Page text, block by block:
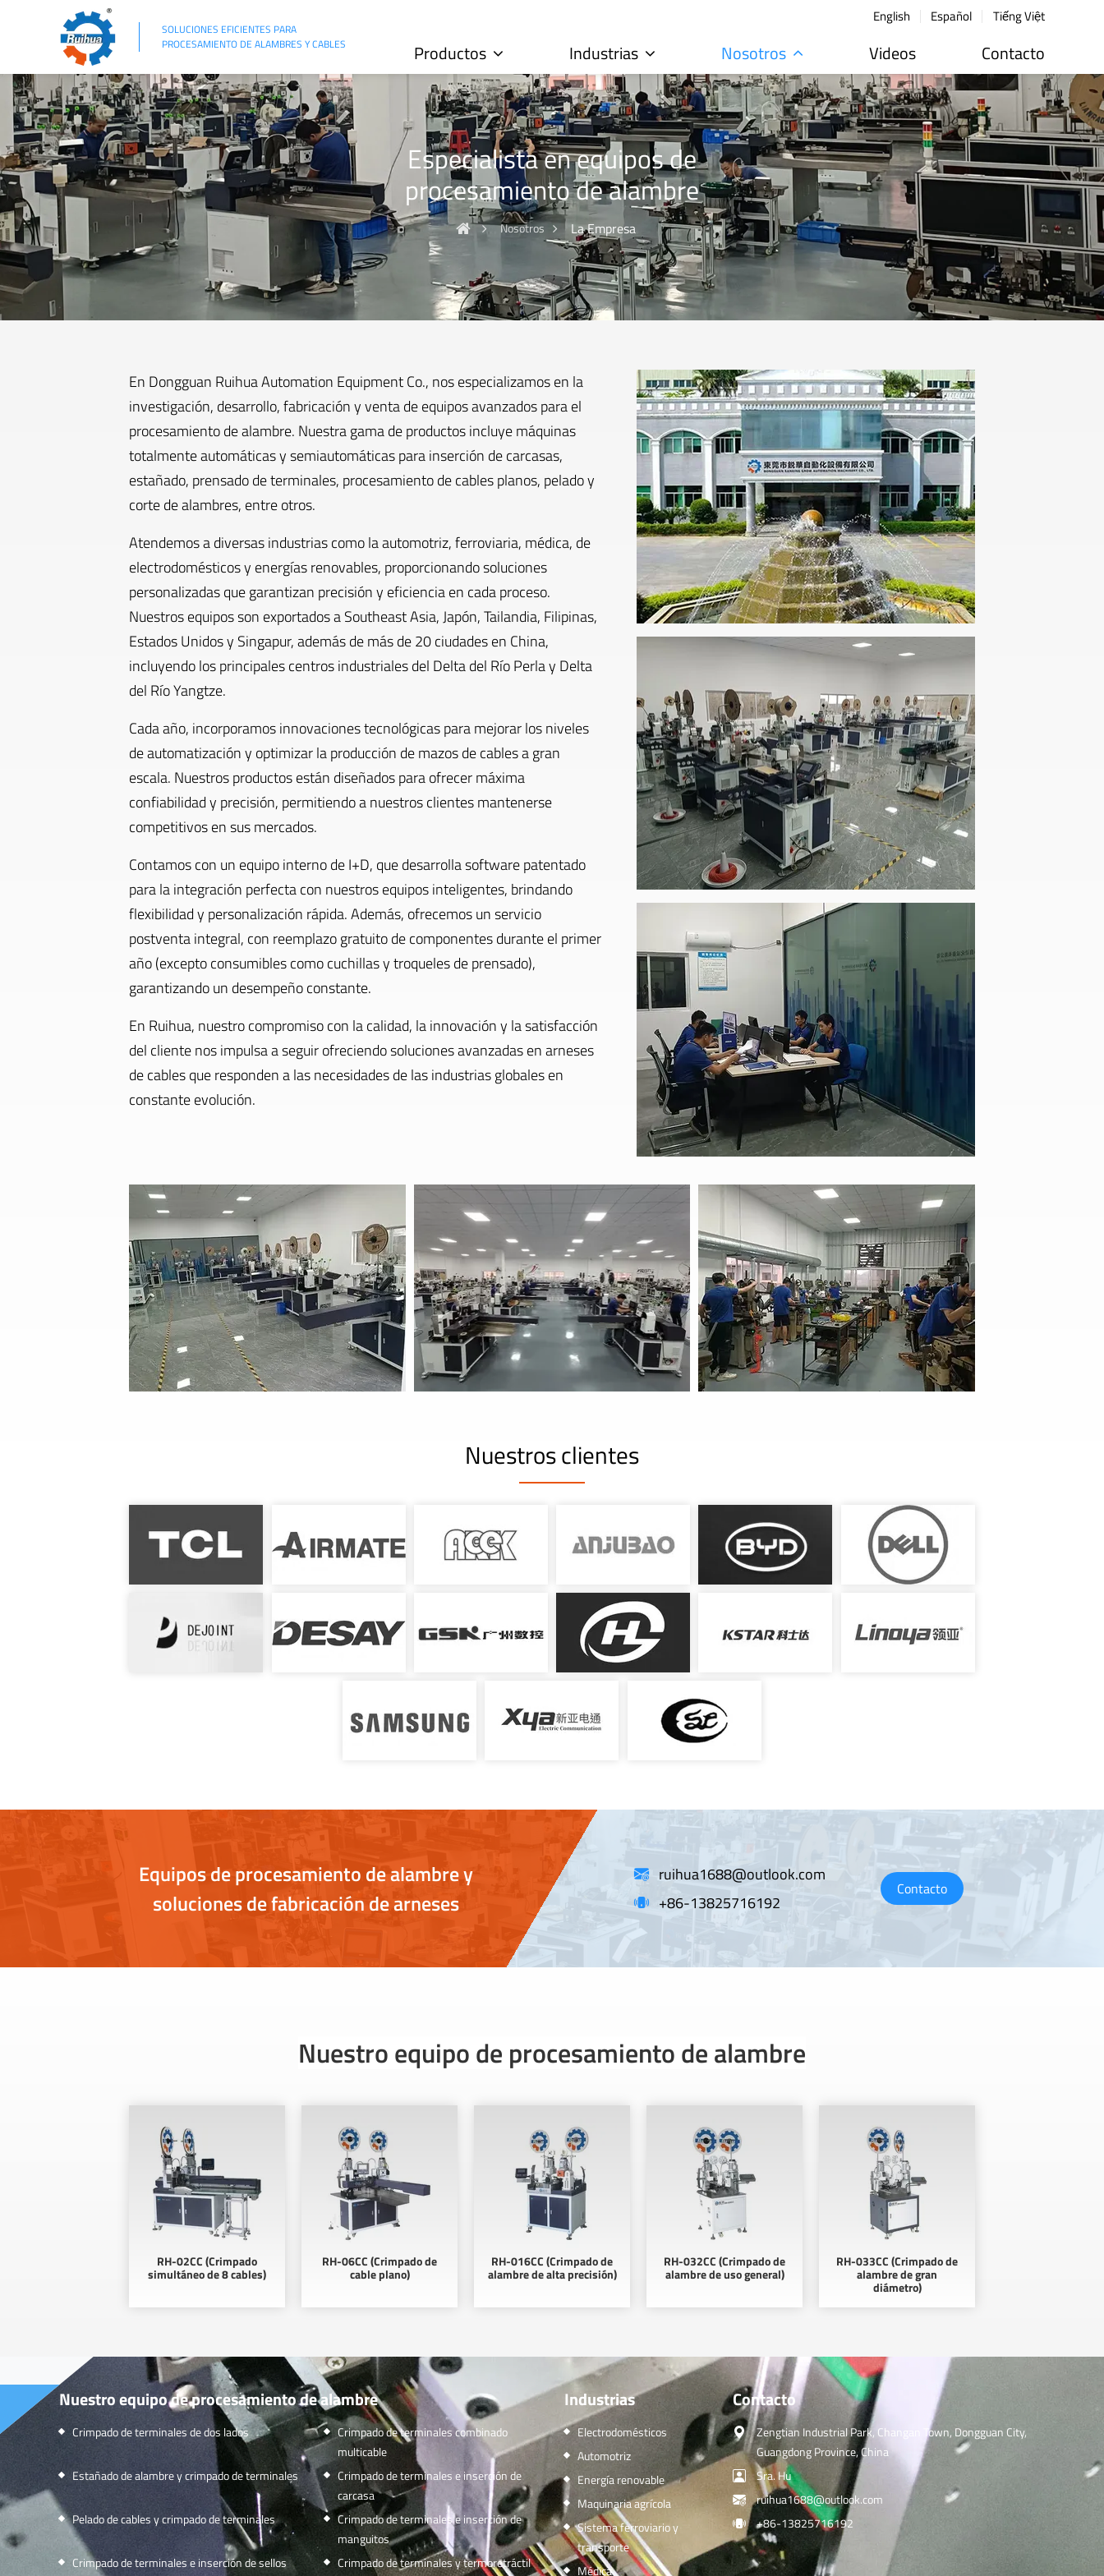
SOLUCIONES EFICIENTES PARA
PROCESAMIENTO DE ALAMBRES Y CABLES
English Español Tiếng Việt
Productos Industrias Nosotros Videos Contacto
Nosotros La Empresa
Especialista en equipos de
procesamiento de alambre
En Dongguan Ruihua Automation Equipment Co., nos especializamos en la
investigación, desarrollo, fabricación y venta de equipos avanzados para el
procesamiento de alambre. Nuestra gama de productos incluye máquinas
totalmente automáticas y semiautomáticas para inserción de carcasas,
estañado, prensado de terminales, procesamiento de cables planos, pelado y
corte de alambres, entre otros.
Atendemos a diversas industrias como la automotriz, ferroviaria, médica, de
electrodomésticos y energías renovables, proporcionando soluciones
personalizadas que garantizan precisión y eficiencia en cada proceso.
Nuestros equipos son exportados a Southeast Asia, Japón, Tailandia, Filipinas,
Estados Unidos y Singapur, además de más de 20 ciudades en China,
incluyendo los principales centros industriales del Delta del Río Perla y Delta
del Río Yangtze.
Cada año, incorporamos innovaciones tecnológicas para mejorar los niveles
de automatización y optimizar la producción de mazos de cables a gran
escala. Nuestros productos están diseñados para ofrecer máxima
confiabilidad y precisión, permitiendo a nuestros clientes mantenerse
competitivos en sus mercados.
Contamos con un equipo interno de I+D, que desarrolla software patentado
para la integración perfecta con nuestros equipos inteligentes, brindando
flexibilidad y personalización rápida. Además, ofrecemos un servicio
postventa integral, con reemplazo gratuito de componentes durante el primer
año (excepto consumibles como cuchillas y troqueles de prensado),
garantizando un desempeño constante.
En Ruihua, nuestro compromiso con la calidad, la innovación y la satisfacción
del cliente nos impulsa a seguir ofreciendo soluciones avanzadas en arneses
de cables que responden a las necesidades de las industrias globales en
constante evolución.
Nuestros clientes
Equipos de procesamiento de alambre y
soluciones de fabricación de arneses
ruihua1688@outlook.com
+86-13825716192
Contacto
Nuestro equipo de procesamiento de alambre
RH-02CC (Crimpado
simultáneo de 8 cables)
RH-06CC (Crimpado de
cable plano)
RH-016CC (Crimpado de
alambre de alta precisión)
RH-032CC (Crimpado de
alambre de uso general)
RH-033CC (Crimpado de
alambre de gran
diámetro)
Nuestro equipo de procesamiento de alambre
Crimpado de terminales de dos lados
Crimpado de terminales combinado
multicable
Estañado de alambre y crimpado de terminales
Crimpado de terminales e inserción de
carcasa
Pelado de cables y crimpado de terminales
Crimpado de terminales e inserción de
manguitos
Crimpado de terminales e inserción de sellos
Crimpado de terminales y termoretráctil
Industrias
Electrodomésticos
Automotriz
Energía renovable
Maquinaria agrícola
Sistema ferroviario y
transporte
Médica
Contacto
Zengtian Industrial Park, Changan Town, Dongguan City,
Guangdong Province, China
Sra. Hu
ruihua1688@outlook.com
+86-13825716192